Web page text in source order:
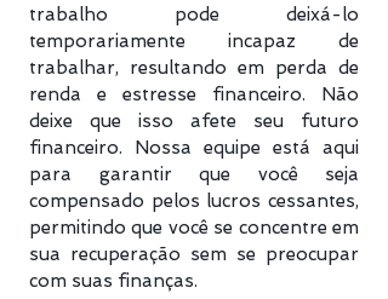
trabalho pode deixá-lo
temporariamente incapaz de
trabalhar, resultando em perda de
renda e estresse financeiro. Não
deixe que isso afete seu futuro
financeiro. Nossa equipe está aqui
para garantir que você seja
compensado pelos lucros cessantes,
permitindo que você se concentre em
sua recuperação sem se preocupar
com suas finanças.